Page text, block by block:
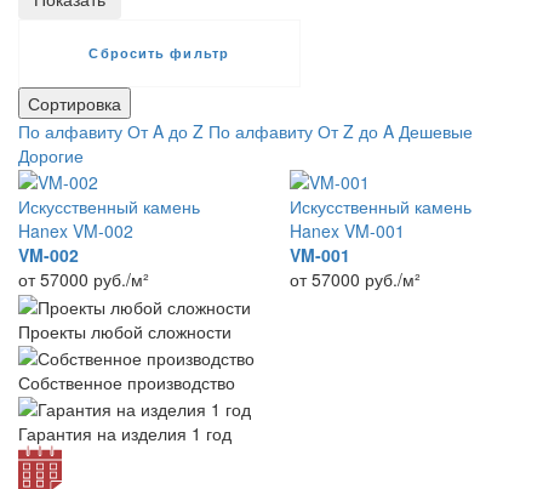
Сортировка
По алфавиту От A до Z По алфавиту От Z до A Дешевые
Дорогие
Искусственный камень
Hanex VM-002
VM-002
от 57000 руб./м²
Искусственный камень
Hanex VM-001
VM-001
от 57000 руб./м²
Проекты любой сложности
Собственное производство
Гарантия на изделия 1 год